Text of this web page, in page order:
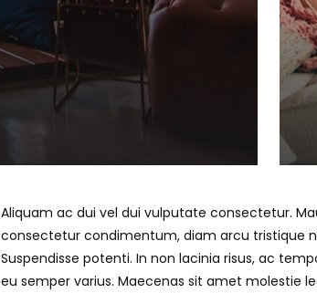
Aliquam ac dui vel dui vulputate consectetur.
consectetur condimentum, diam arcu tristique
Suspendisse potenti. In non lacinia risus, ac
eu semper varius. Maecenas sit amet molestie